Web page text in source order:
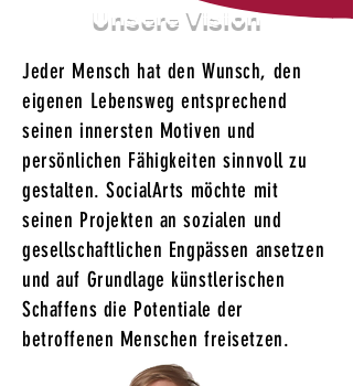
Unsere Vision
Jeder Mensch hat den Wunsch, den
eigenen Lebensweg entsprechend
seinen innersten Motiven und
persönlichen Fähigkeiten sinnvoll zu
gestalten. SocialArts möchte mit
seinen Projekten an sozialen und
gesellschaftlichen Engpässen ansetzen
und auf Grundlage künstlerischen
Schaffens die Potentiale der
betroffenen Menschen freisetzen.